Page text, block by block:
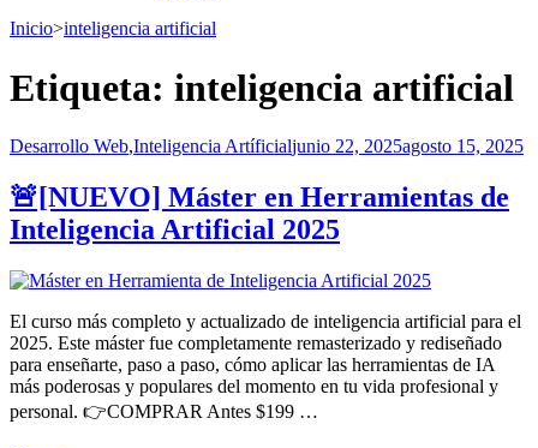
Inicio>inteligencia artificial
Etiqueta: inteligencia artificial
Desarrollo Web,Inteligencia Artíficialjunio 22, 2025agosto 15, 2025
🚨[NUEVO] Máster en Herramientas de
Inteligencia Artificial 2025
El curso más completo y actualizado de inteligencia artificial para el
2025. Este máster fue completamente remasterizado y rediseñado
para enseñarte, paso a paso, cómo aplicar las herramientas de IA
más poderosas y populares del momento en tu vida profesional y
personal. 👉COMPRAR Antes $199 …